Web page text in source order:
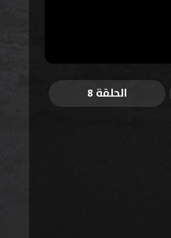
الحلقة 8